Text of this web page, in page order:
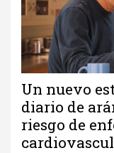
Un nuevo
diario de
riesgo de